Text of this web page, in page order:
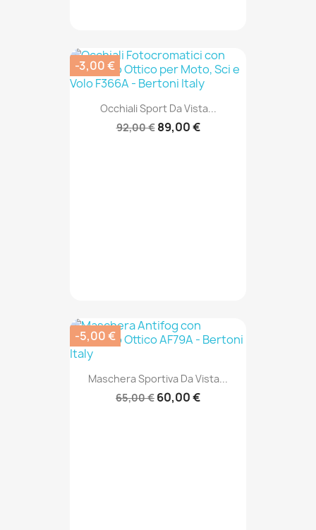
Occhiali Sport Da Vista...
92,00 € 89,00 €
-3,00 €
Maschera Sportiva Da Vista...
65,00 € 60,00 €
-5,00 €